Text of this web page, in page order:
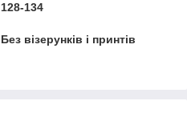
128-134
Без візерунків і принтів